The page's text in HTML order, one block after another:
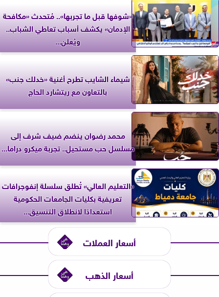
«شوفها قبل ما تجربها».. مُتحدث «مكافحة
الإدمان» يكشف أسباب تعاطي الشباب..
ويُعلن...
شيماء الشايب تطرح أغنية «خدلك جنب»
بالتعاون مع ريتشارد الحاج
محمد رضوان ينضم ضيف شرف إلى
مسلسل حب مستحيل.. تجربة ميكرو دراما...
«التعليم العالي» تُطلق سلسلة إنفوجرافات
تعريفية بكليات الجامعات الحكومية
استعدادًا لانطلاق التنسيق...
أسعار العملات
أسعار الذهب